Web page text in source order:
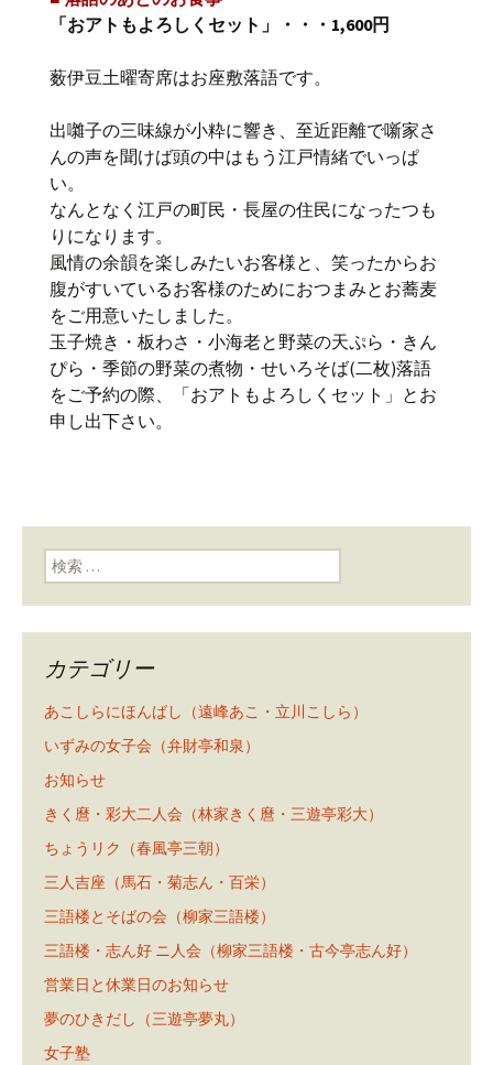
「おアトもよろしくセット」・・・1,600円
薮伊豆土曜寄席はお座敷落語です。
出囃子の三味線が小粋に響き、至近距離で噺家さ
んの声を聞けば頭の中はもう江戸情緒でいっぱ
い。
なんとなく江戸の町民・長屋の住民になったつも
りになります。
風情の余韻を楽しみたいお客様と、笑ったからお
腹がすいているお客様のためにおつまみとお蕎麦
をご用意いたしました。
玉子焼き・板わさ・小海老と野菜の天ぷら・きん
ぴら・季節の野菜の煮物・せいろそば(二枚)落語
をご予約の際、「おアトもよろしくセット」とお
申し出下さい。
検索:
カテゴリー
あこしらにほんばし（遠峰あこ・立川こしら）
いずみの女子会（弁財亭和泉）
お知らせ
きく麿・彩大二人会（林家きく麿・三遊亭彩大）
ちょうリク（春風亭三朝）
三人吉座（馬石・菊志ん・百栄）
三語楼とそばの会（柳家三語楼）
三語楼・志ん好 ニ人会（柳家三語楼・古今亭志ん好）
営業日と休業日のお知らせ
夢のひきだし（三遊亭夢丸）
女子塾